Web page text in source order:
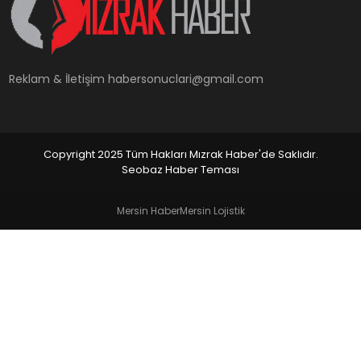
YAŞAM
Reklam & İletişimhabersonuclari@gmail.com
Copyright 2025 Tüm Hakları Mızrak Haber'de Saklıdır.
Seobaz Haber Teması
Mersin HaberMersin Lojistik